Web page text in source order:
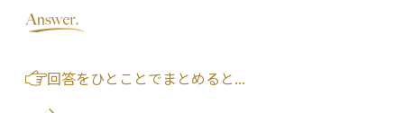
回答をひとことでまとめると...